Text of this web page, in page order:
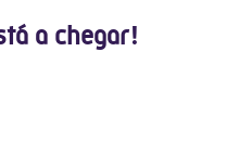
a chegar!